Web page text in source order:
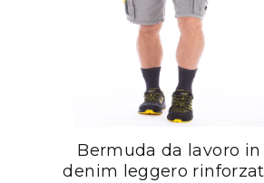
Bermuda da lavoro in
denim leggero